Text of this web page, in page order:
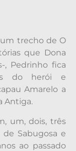
trecho de O
que Dona
, Pedrinho fica
do herói e
Amarelo a
Antiga.
um, dois, três
Sabugosa e
ao passado